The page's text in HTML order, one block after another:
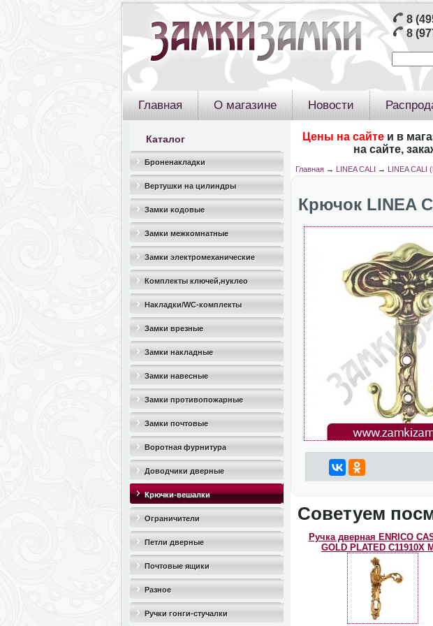
8
8
Главная О магазине Новости
Каталог
Броненакладки
Вертушки на цилиндры
Замки кодовые
Замки межкомнатные
Замки электромеханические
Комплекты ключей,нуклео
Накладки/WC-комплекты
Замки врезные
Замки накладные
Замки навесные
Замки противопожарные
Замки почтовые
Воротная фурнитура
Доводчики дверные
Крючки-вешалки
Ограничители
дверные(стопоры)
Петли дверные
Почтовые ящики
Разное
Ручки гонги-стучалки
Цены на сайте и в
на сайте,
Главная → LINEA CALI → LINEA CALI
Крючок LINEA
Советуем
Ручка дверная ENRICO
GOLD PLATED C11910Х